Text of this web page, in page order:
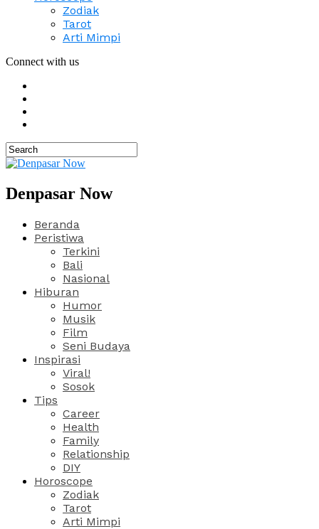
Zodiak
Tarot
Arti Mimpi
Connect with us
Denpasar Now
Beranda
Peristiwa
Terkini
Bali
Nasional
Hiburan
Humor
Musik
Film
Seni Budaya
Inspirasi
Viral!
Sosok
Tips
Career
Health
Family
Relationship
DIY
Horoscope
Zodiak
Tarot
Arti Mimpi